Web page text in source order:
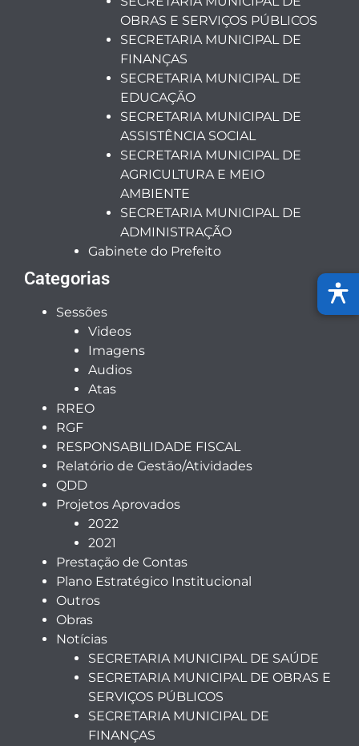
OBRAS E SERVIÇOS PÚBLICOS
SECRETARIA MUNICIPAL DE
FINANÇAS
SECRETARIA MUNICIPAL DE
EDUCAÇÃO
SECRETARIA MUNICIPAL DE
ASSISTÊNCIA SOCIAL
SECRETARIA MUNICIPAL DE
AGRICULTURA E MEIO
AMBIENTE
SECRETARIA MUNICIPAL DE
ADMINISTRAÇÃO
Gabinete do Prefeito
Categorias
Sessões
Videos
Imagens
Audios
Atas
RREO
RGF
RESPONSABILIDADE FISCAL
Relatório de Gestão/Atividades
QDD
Projetos Aprovados
2022
2021
Prestação de Contas
Plano Estratégico Institucional
Outros
Obras
Notícias
SECRETARIA MUNICIPAL DE SAÚDE
SECRETARIA MUNICIPAL DE OBRAS E
SERVIÇOS PÚBLICOS
SECRETARIA MUNICIPAL DE
FINANÇAS